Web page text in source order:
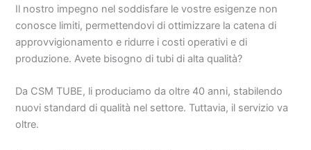
Il nostro impegno nel soddisfare le vostre esigenze non
conosce limiti, permettendovi di ottimizzare la catena di
approvvigionamento e ridurre i costi operativi e di
produzione. Avete bisogno di tubi di alta qualità?
Da CSM TUBE, li produciamo da oltre 40 anni, stabilendo
nuovi standard di qualità nel settore. Tuttavia, il servizio va
oltre.